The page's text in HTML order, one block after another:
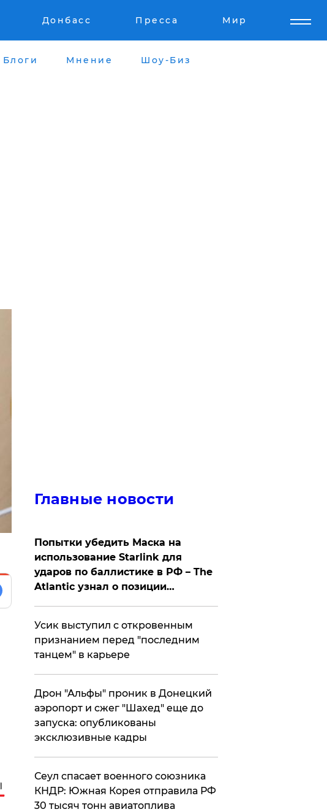
Донбасс Пресса Мир
Блоги Мнение Шоу-Биз
Главные новости
Попытки убедить Маска на
использование Starlink для
ударов по баллистике в РФ – The
Atlantic узнал о позиции
Усик выступил с откровенным
признанием перед "последним
танцем" в карьере
Дрон "Альфы" проник в Донецкий
аэропорт и сжег "Шахед" еще до
запуска: опубликованы
эксклюзивные кадры
​Сеул спасает военного союзника
КНДР: Южная Корея отправила РФ
30 тысяч тонн авиатоплива